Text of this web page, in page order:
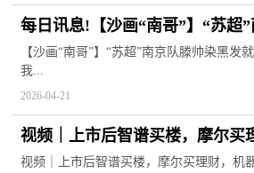
每日讯息!【沙画“南哥”】“苏超
就输球？球迷急了：还我黄毛，
【沙画“南哥”】“苏超”南京队滕帅染黑发
我...
2026-04-21
视频｜上市后智谱买楼，摩尔买
马拉松。科技发展的尽头是房地
视频｜上市后智谱买楼，摩尔买理财，机